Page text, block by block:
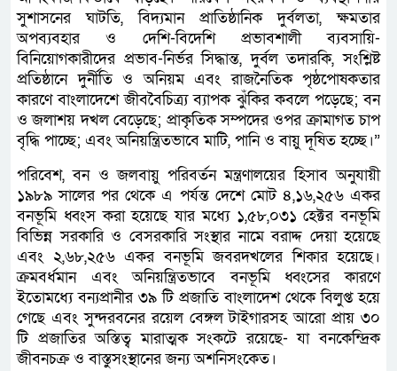
সুশাসনের ঘাটতি, বিদ্যমান প্রাতিষ্ঠানিক দুর্বলতা, ক্ষমতার
অপব্যবহার ও দেশি-বিদেশি প্রভাবশালী ব্যবসায়ি-
বিনিয়োগকারীদের প্রভাব-নির্ভর সিদ্ধান্ত, দুর্বল তদারকি, সংশ্লিষ্ট
প্রতিষ্ঠানে দুর্নীতি ও অনিয়ম এবং রাজনৈতিক পৃষ্ঠপোষকতার
কারণে বাংলাদেশে জীববৈচিত্র্য ব্যাপক ঝুঁকির কবলে পড়েছে; বন
ও জলাশয় দখল বেড়েছে; প্রাকৃতিক সম্পদের ওপর ক্রামাগত চাপ
বৃদ্ধি পাচ্ছে; এবং অনিয়ন্ত্রিতভাবে মাটি, পানি ও বায়ু দূষিত হচ্ছে।”
পরিবেশ, বন ও জলবায়ু পরিবর্তন মন্ত্রণালয়ের হিসাব অনুযায়ী
১৯৮৯ সালের পর থেকে এ পর্যন্ত দেশে মোট ৪,১৬,২৫৬ একর
বনভূমি ধ্বংস করা হয়েছে যার মধ্যে ১,৫৮,০৩১ হেক্টর বনভূমি
বিভিন্ন সরকারি ও বেসরকারি সংস্থার নামে বরাদ্দ দেয়া হয়েছে
এবং ২,৬৮,২৫৬ একর বনভূমি জবরদখলের শিকার হয়েছে।
ক্রমবর্ধমান এবং অনিয়ন্ত্রিতভাবে বনভূমি ধ্বংসের কারণে
ইতোমধ্যে বন্যপ্রানীর ৩৯ টি প্রজাতি বাংলাদেশ থেকে বিলুপ্ত হয়ে
গেছে এবং সুন্দরবনের রয়েল বেঙ্গল টাইগারসহ আরো প্রায় ৩০
টি প্রজাতির অস্তিত্ব মারাত্মক সংকটে রয়েছে- যা বনকেন্দ্রিক
জীবনচক্র ও বাস্তুসংস্থানের জন্য অশনিসংকেত।